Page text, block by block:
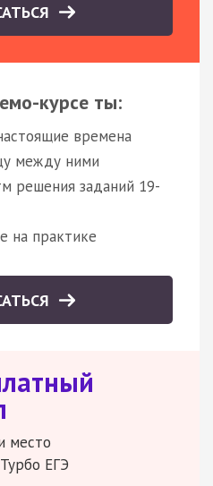
курсе ты:
времена
между ними
решения заданий 19-
на практике
место
ЕГЭ